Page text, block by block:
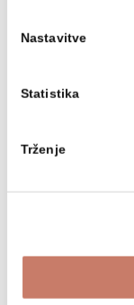
Nastavitve
Statistika
Trženje